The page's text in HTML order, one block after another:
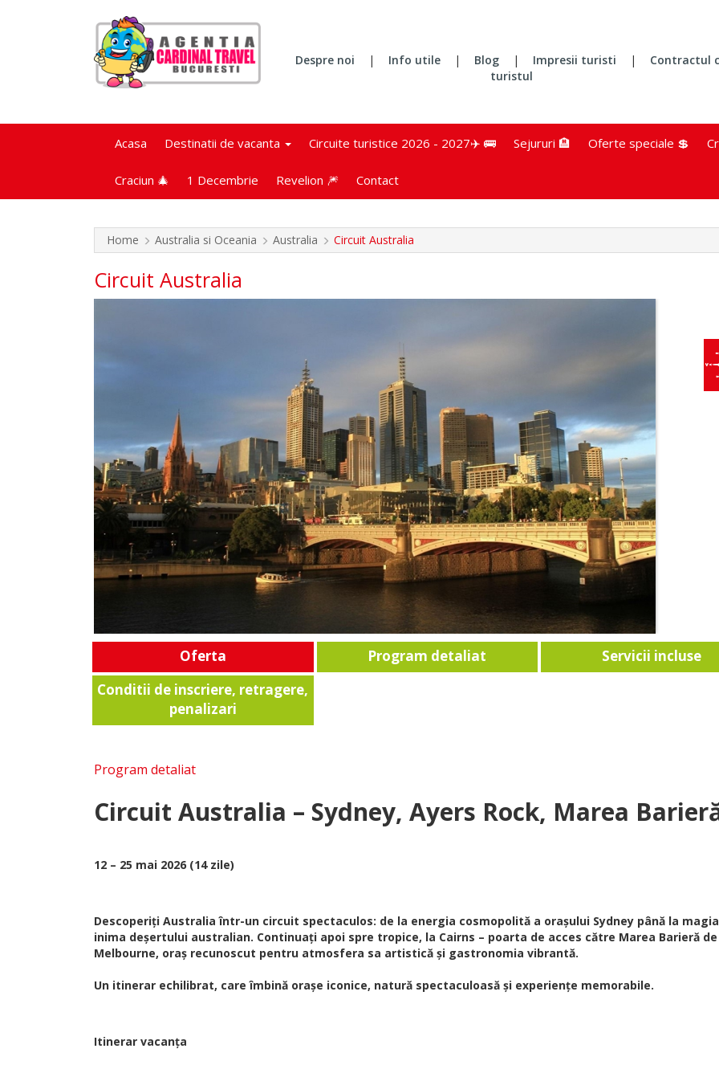
Despre noi | Info utile | Blog | Impresii turisti |
Contractul
turistul
Acasa Destinatii de vacanta Circuite turistice 2026 - 2027✈️ 🚌 Sejururi 🏨 Oferte speciale 💲
Craciun 🎄 1 Decembrie Revelion 🎆 Contact
Home Australia si Oceania Australia Circuit Australia
Circuit Australia
Oferta Program detaliat
Servicii incluse
Conditii de inscriere, retragere,
penalizari
Program detaliat
Circuit Australia – Sydney, Ayers Rock, Marea
12 – 25 mai 2026 (14 zile)
Descoperiți Australia într-un circuit spectaculos: de la energia cosmopolită a orașului Sydney până la
inima deșertului australian. Continuați apoi spre tropice, la Cairns – poarta de acces către Marea Barieră
Melbourne, oraș recunoscut pentru atmosfera sa artistică și gastronomia vibrantă.
Un itinerar echilibrat, care îmbină orașe iconice, natură spectaculoasă și experiențe memorabile.
Itinerar vacanța